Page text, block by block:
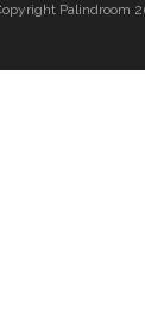
Palindroom